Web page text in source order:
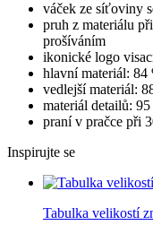
váček ze síťoviny
pruh z materiálu
prošíváním
ikonické logo
hlavní materiál: 84
vedlejší materiál:
materiál detailů:
praní v pračce při
Inspirujte se
Tabulka velikostí